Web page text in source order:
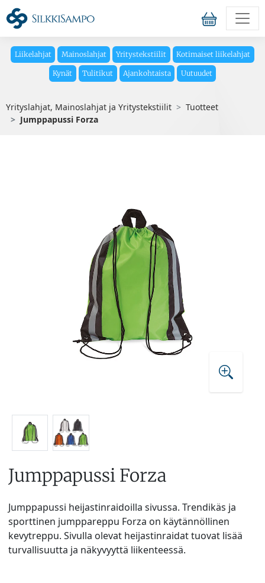
Liikelahjat Mainoslahjat Yritystekstiilit Kotimaiset liikelahjat
Kynät Tulitikut Ajankohtaista Uutuudet
Yrityslahjat, Mainoslahjat ja Yritystekstiilit
Tuotteet
Jumppapussi Forza
Jumppapussi Forza
Jumppapussi heijastinraidoilla sivussa. Trendikäs ja
sporttinen jumppareppu Forza on käytännöllinen
kevytreppu. Sivulla olevat heijastinraidat tuovat lisää
turvallisuutta ja näkyvyyttä liikenteessä.